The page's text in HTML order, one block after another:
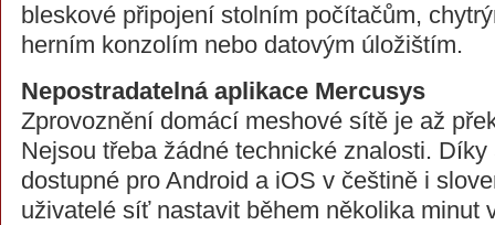
bleskové připojení stolním počítačům,
herním konzolím nebo datovým úložištím.
Nepostradatelná aplikace Mercusys
Zprovoznění domácí meshové sítě je až
Nejsou třeba žádné technické znalosti.
dostupné pro Android a iOS v češtině i
uživatelé síť nastavit během několika minut